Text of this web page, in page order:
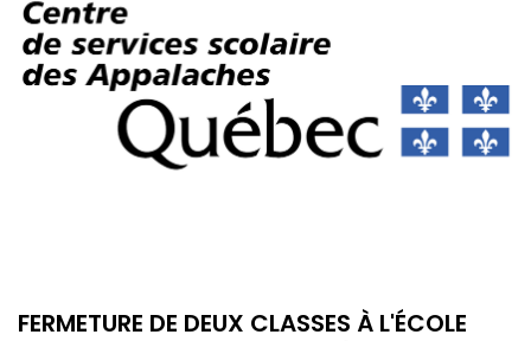
FERMETURE DE DEUX CLASSES À L'ÉCOLE